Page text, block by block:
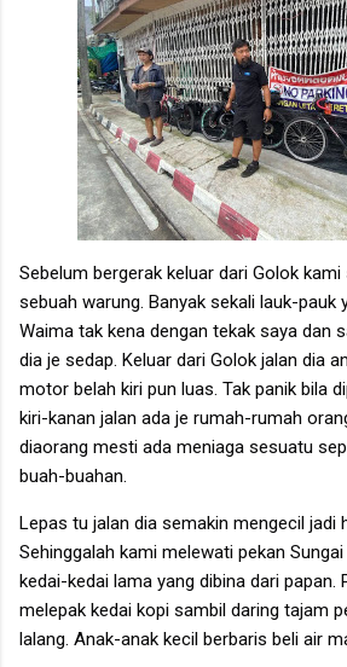
Sebelum bergerak keluar dari Golok
sebuah warung. Banyak sekali lauk-pauk
Waima tak kena dengan tekak saya dan
dia je sedap. Keluar dari Golok jalan dia
motor belah kiri pun luas. Tak panik bila
kiri-kanan jalan ada je rumah-rumah
diaorang mesti ada meniaga sesuatu
buah-buahan.
Lepas tu jalan dia semakin mengecil jadi
Sehinggalah kami melewati pekan
kedai-kedai lama yang dibina dari papan.
melepak kedai kopi sambil daring tajam
lalang. Anak-anak kecil berbaris beli air